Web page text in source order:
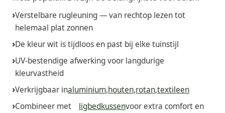
Verstelbare rugleuning — van rechtop lezen tot
helemaal plat zonnen
De kleur wit is tijdloos en past bij elke tuinstijl
UV-bestendige afwerking voor langdurige
kleurvastheid
Verkrijgbaar inaluminium,houten,rotan,textileen
Combineer met
ligbedkussenvoor extra comfort en